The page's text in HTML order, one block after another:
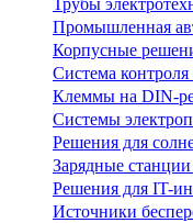
Промышленная
Корпусные
Система
Клеммы на DIN-
Системы
Решения для
Зарядные
Решения для IT-
Источники